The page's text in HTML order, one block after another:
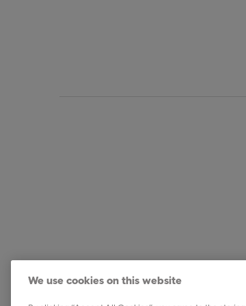
Obdrželi jste dopis?
We use cookies on this website